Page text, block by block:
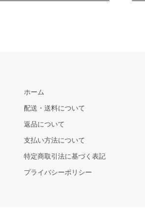
ホーム
配送・送料について
返品について
支払い方法について
特定商取引法に基づく表記
プライバシーポリシー